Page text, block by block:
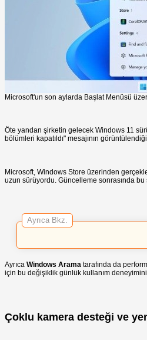
Microsoft'un son aylarda Başlat Menüsü
Öte yandan şirketin gelecek Windows 11
bölümleri kapatıldı" mesajının
Microsoft, Windows Store üzerinden
uzun sürüyordu. Güncelleme sonrasında bu
Ayrıca Bkz.
Ayrıca Windows Arama tarafında da
için bu değişiklik günlük kullanım deneyimini
Çoklu kamera desteği ve